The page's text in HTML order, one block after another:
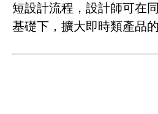
短設計流程，設計師可在
基礎下，擴大即時類產品的